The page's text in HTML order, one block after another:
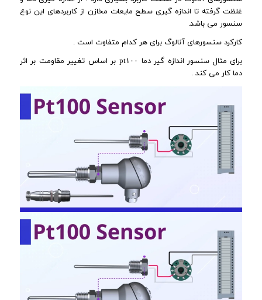
غلظت گرفته تا اندازه گیری سطح مایعات مخازن از کاربردهای این نوع
سنسور می باشد.
کارکرد سنسورهای آنالوگ برای هر کدام متفاوت است .
برای مثال سنسور اندازه گیر دما pt۱۰۰ بر اساس تغییر مقاومت بر اثر
دما کار می کند .